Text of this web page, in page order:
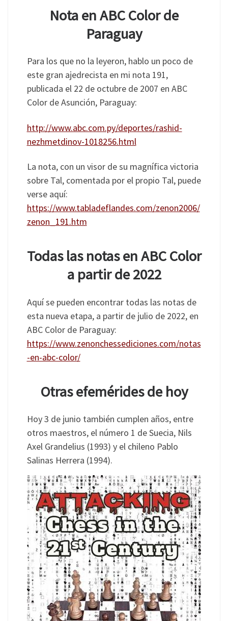
Nota en ABC Color de
Paraguay
Para los que no la leyeron, hablo un poco de
este gran ajedrecista en mi nota 191,
publicada el 22 de octubre de 2007 en ABC
Color de Asunción, Paraguay:
http://www.abc.com.py/deportes/rashid-
nezhmetdinov-1018256.html
La nota, con un visor de su magnífica victoria
sobre Tal, comentada por el propio Tal, puede
verse aquí:
https://www.tabladeflandes.com/zenon2006/
zenon_191.htm
Todas las notas en ABC Color
a partir de 2022
Aquí se pueden encontrar todas las notas de
esta nueva etapa, a partir de julio de 2022, en
ABC Color de Paraguay:
https://www.zenonchessediciones.com/notas
-en-abc-color/
Otras efemérides de hoy
Hoy 3 de junio también cumplen años, entre
otros maestros, el número 1 de Suecia, Nils
Axel Grandelius (1993) y el chileno Pablo
Salinas Herrera (1994).